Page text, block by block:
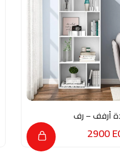
أرفف – رف
لغرفة المعيشة
2900